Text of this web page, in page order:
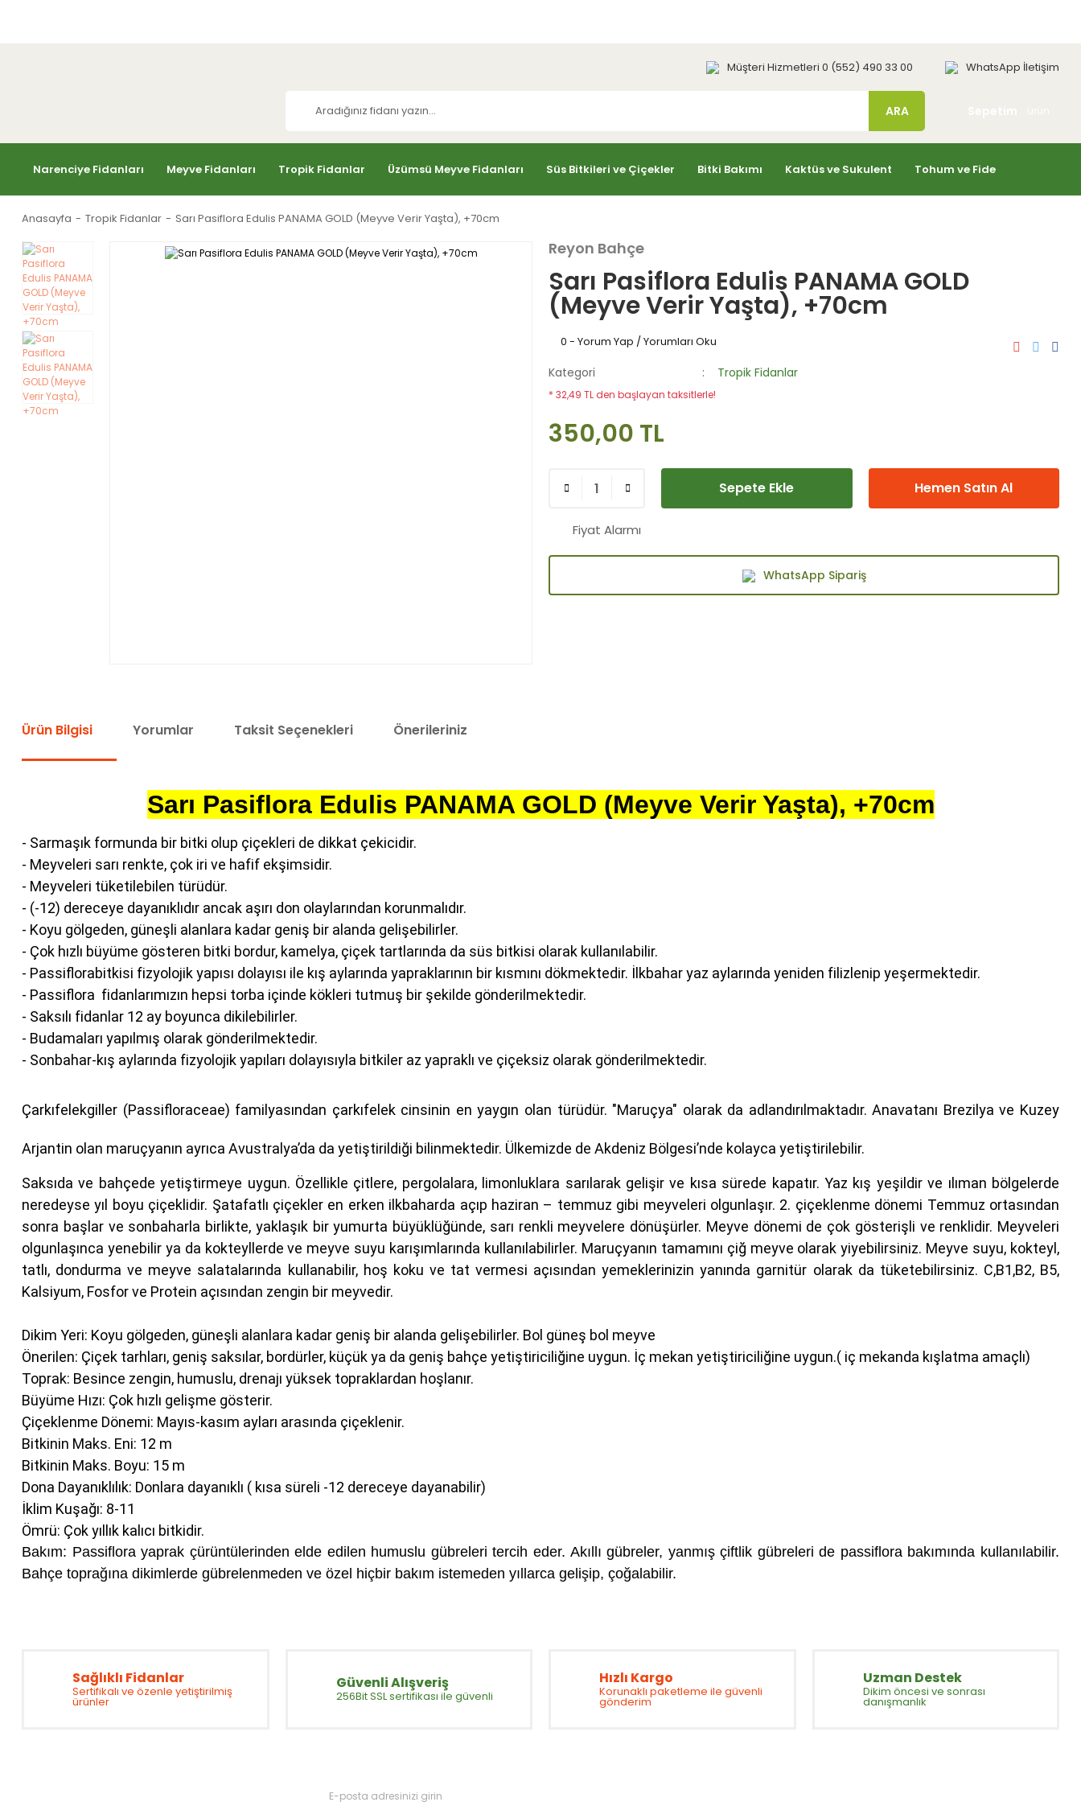
Müşteri Hizmetleri 0 (552) 490 33 00 WhatsApp İletişim
ARA
Narenciye Fidanları Meyve Fidanları Tropik Fidanlar Üzümsü Meyve Fidanları Süs Bitkileri ve Çiçekler Bitki Bakımı Kaktüs ve Sukulent Tohum ve Fide
Anasayfa Tropik Fidanlar Sarı Pasiflora Edulis PANAMA GOLD (Meyve Verir Yaşta), +70cm
Reyon Bahçe
Sarı Pasiflora Edulis PANAMA GOLD
(Meyve Verir Yaşta), +70cm
0 - Yorum Yap / Yorumları Oku
Kategori Tropik Fidanlar
* 32,49 TL den başlayan taksitlerle!
350,00 TL
Sepete Ekle Hemen Satın Al
Fiyat Alarmı
WhatsApp Sipariş
Ürün Bilgisi Yorumlar Taksit Seçenekleri Önerileriniz
Sarı Pasiflora Edulis PANAMA GOLD (Meyve Verir Yaşta), +70cm
- Sarmaşık formunda bir bitki olup çiçekleri de dikkat çekicidir.
- Meyveleri sarı renkte, çok iri ve hafif ekşimsidir.
- Meyveleri tüketilebilen türüdür.
- (-12) dereceye dayanıklıdır ancak aşırı don olaylarından korunmalıdır.
- Koyu gölgeden, güneşli alanlara kadar geniş bir alanda gelişebilirler.
- Çok hızlı büyüme gösteren bitki bordur, kamelya, çiçek tartlarında da süs bitkisi olarak kullanılabilir.
- Passiflorabitkisi fizyolojik yapısı dolayısı ile kış aylarında yapraklarının bir kısmını dökmektedir. İlkbahar yaz aylarında yeniden filizlenip yeşermektedir.
- Passiflora fidanlarımızın hepsi torba içinde kökleri tutmuş bir şekilde gönderilmektedir.
- Saksılı fidanlar 12 ay boyunca dikilebilirler.
- Budamaları yapılmış olarak gönderilmektedir.
- Sonbahar-kış aylarında fizyolojik yapıları dolayısıyla bitkiler az yapraklı ve çiçeksiz olarak gönderilmektedir.
Çarkıfelekgiller (Passifloraceae) familyasından çarkıfelek cinsinin en yaygın olan türüdür. "Maruçya" olarak da adlandırılmaktadır. Anavatanı Brezilya ve Kuzey
Arjantin olan maruçyanın ayrıca Avustralya’da da yetiştirildiği bilinmektedir. Ülkemizde de Akdeniz Bölgesi’nde kolayca yetiştirilebilir.
Saksıda ve bahçede yetiştirmeye uygun. Özellikle çitlere, pergolalara, limonluklara sarılarak gelişir ve kısa sürede kapatır. Yaz kış yeşildir ve ılıman bölgelerde
neredeyse yıl boyu çiçeklidir. Şatafatlı çiçekler en erken ilkbaharda açıp haziran – temmuz gibi meyveleri olgunlaşır. 2. çiçeklenme dönemi Temmuz ortasından
sonra başlar ve sonbaharla birlikte, yaklaşık bir yumurta büyüklüğünde, sarı renkli meyvelere dönüşürler. Meyve dönemi de çok gösterişli ve renklidir. Meyveleri
olgunlaşınca yenebilir ya da kokteyllerde ve meyve suyu karışımlarında kullanılabilirler. Maruçyanın tamamını çiğ meyve olarak yiyebilirsiniz. Meyve suyu, kokteyl,
tatlı, dondurma ve meyve salatalarında kullanabilir, hoş koku ve tat vermesi açısından yemeklerinizin yanında garnitür olarak da tüketebilirsiniz. C,B1,B2, B5,
Kalsiyum, Fosfor ve Protein açısından zengin bir meyvedir.
Dikim Yeri: Koyu gölgeden, güneşli alanlara kadar geniş bir alanda gelişebilirler. Bol güneş bol meyve
Önerilen: Çiçek tarhları, geniş saksılar, bordürler, küçük ya da geniş bahçe yetiştiriciliğine uygun. İç mekan yetiştiriciliğine uygun.( iç mekanda kışlatma amaçlı)
Toprak: Besince zengin, humuslu, drenajı yüksek topraklardan hoşlanır.
Büyüme Hızı: Çok hızlı gelişme gösterir.
Çiçeklenme Dönemi: Mayıs-kasım ayları arasında çiçeklenir.
Bitkinin Maks. Eni: 12 m
Bitkinin Maks. Boyu: 15 m
Dona Dayanıklılık: Donlara dayanıklı ( kısa süreli -12 dereceye dayanabilir)
İklim Kuşağı: 8-11
Ömrü: Çok yıllık kalıcı bitkidir.
Bakım: Passiflora yaprak çürüntülerinden elde edilen humuslu gübreleri tercih eder. Akıllı gübreler, yanmış çiftlik gübreleri de passiflora bakımında kullanılabilir.
Bahçe toprağına dikimlerde gübrelenmeden ve özel hiçbir bakım istemeden yıllarca gelişip, çoğalabilir.
Ürün resmi kalitesiz, bozuk veya görüntülenemiyor.
Sağlıklı Fidanlar
Sertifikalı ve özenle yetiştirilmiş
ürünler
Güvenli Alışveriş
256Bit SSL sertifikası ile güvenli
Hızlı Kargo
Korunaklı paketleme ile güvenli
gönderim
Uzman Destek
Dikim öncesi ve sonrası
danışmanlık